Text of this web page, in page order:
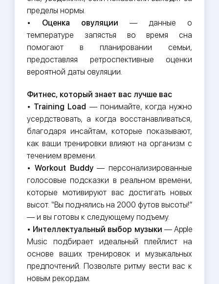
пределы нормы.
• Оценка овуляции — данные о
температуре запястья во время сна
помогают в планировании семьи,
предоставляя ретроспективные оценки
вероятной даты овуляции.
Фитнес, который знает вас лучше вас
• Training Load — понимайте, когда нужно
усердствовать, а когда восстанавливаться,
благодаря инсайтам, которые показывают,
как ваши тренировки влияют на организм с
течением времени.
• Workout Buddy— персонализированные
голосовые подсказки в реальном времени,
которые мотивируют вас достигать новых
высот. “Вы поднялись на 2000 футов высоты!”
— и вы готовы к следующему подъему.
• Интеллектуальный выбор музыки — Apple
Music подбирает идеальный плейлист на
основе ваших тренировок и музыкальных
предпочтений. Позвольте ритму вести вас к
новым рекордам.